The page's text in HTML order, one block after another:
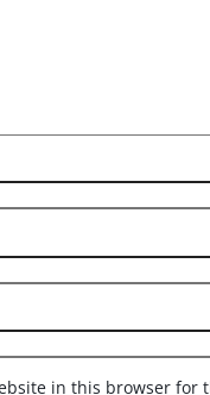
in this browser for